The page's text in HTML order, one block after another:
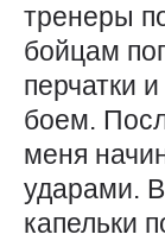
тренеры
бойцам
перчатки
боем.
меня
ударами.
капельки